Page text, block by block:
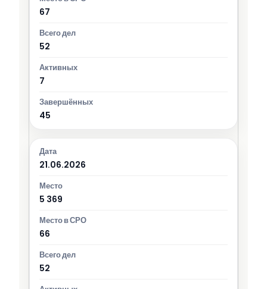
67
52
7
45
21.06.2026
5 369
66
52